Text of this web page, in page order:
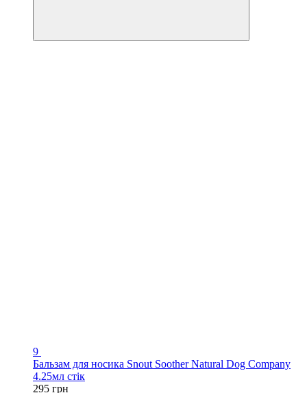
9
Бальзам для носика Snout Soother Natural Dog Company
4.25мл стік
295 грн